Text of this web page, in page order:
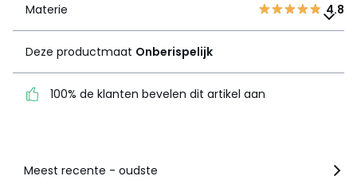
Deze productmaat
dit artikel aan
Materie 4.8
Deze productmaat Onberispelijk
100% de klanten bevelen dit artikel aan
Meest recente - oudste